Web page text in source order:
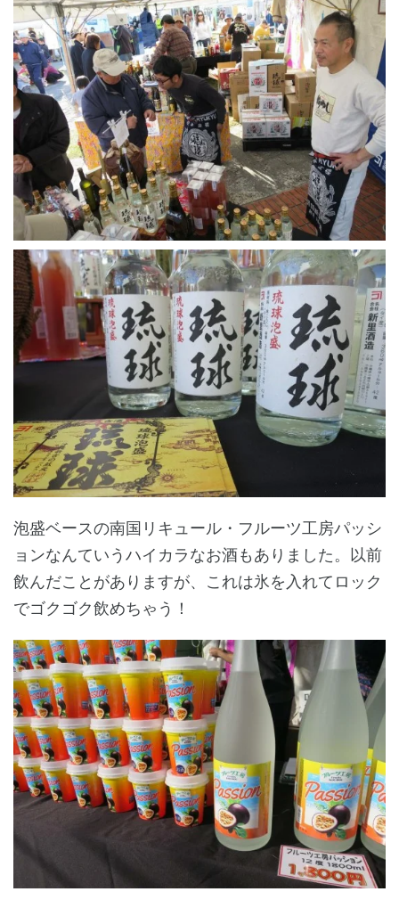
泡盛ベースの南国リキュール・フルーツ工房パッシ
ョンなんていうハイカラなお酒もありました。以前
飲んだことがありますが、これは氷を入れてロック
でゴクゴク飲めちゃう！